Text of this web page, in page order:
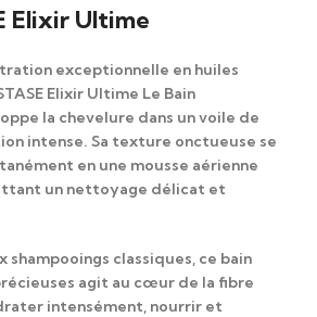
Elixir Ultime
exceptionnelle en huiles
Elixir Ultime Le Bain
la chevelure dans unvoile de
intense. Sa texture onctueuse se
en une mousse aérienne
un nettoyage délicat et
shampooings classiques, ce bain
agit au cœur de la fibre
intensément, nourrir et